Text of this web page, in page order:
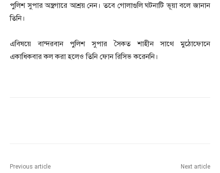
পুলিশ সুপার অস্ত্রগারে আশ্রয় নেন। তবে গোলাগুলি ঘটনাটি ভূয়া বলে জানান
তিনি।
এবিষয়ে বান্দরবান পুলিশ সুপার সৈকত শাহীন সাথে মুঠোফোনে
একাধিকবার কল করা হলেও তিনি ফোন রিসিভ করেননি।
Previous article Next article